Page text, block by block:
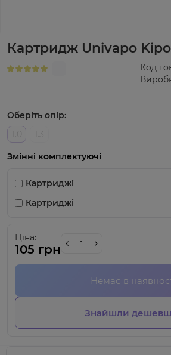
Картридж Univapo
Код
Оберіть опір:
Змінні комплектуючі
Картриджі
Картриджі
Ціна:
105 грн
Немає в
Знайшли